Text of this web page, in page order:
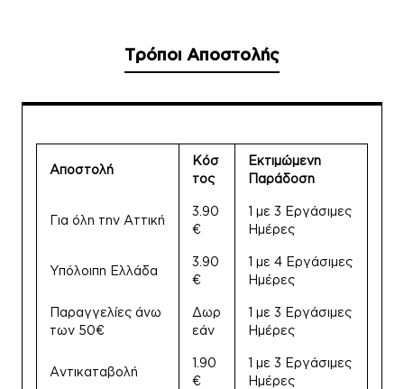
Τρόποι Αποστολής
Αποστολή
Κόσ
τος
Εκτιμώμενη
Παράδοση
Για όλη την Αττική
3.90
€
1 με 3 Εργάσιμες
Ημέρες
Υπόλοιπη Ελλάδα
3.90
€
1 με 4 Εργάσιμες
Ημέρες
Παραγγελίες άνω
των 50€
Δωρ
εάν
1 με 3 Εργάσιμες
Ημέρες
Αντικαταβολή
1.90
€
1 με 3 Εργάσιμες
Ημέρες